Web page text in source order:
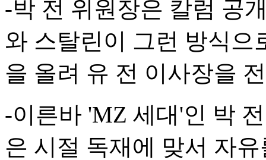
-박 전 위원장은 칼럼 공
와 스탈린이 그런 방식으
을 올려 유 전 이사장을
-이른바 'MZ 세대'인 박
은 시절 독재에 맞서 자